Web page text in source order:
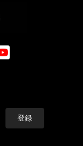
登録